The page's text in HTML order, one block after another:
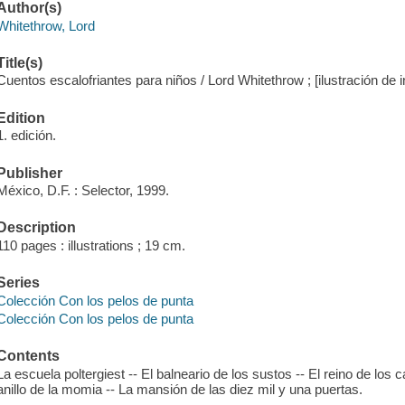
Lord
escalofriantes para niños / Lord Whitethrow ; [ilustración de
edición.
D.F. : Selector, 1999.
pages : illustrations ; 19 cm.
Con los pelos de punta
Con los pelos de punta
escuela poltergiest -- El balneario de los sustos -- El reino de los
de la momia -- La mansión de las diez mil y una puertas.